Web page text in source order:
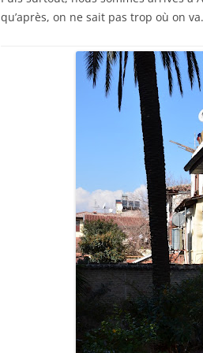
qu’après, on ne sait pas trop où on